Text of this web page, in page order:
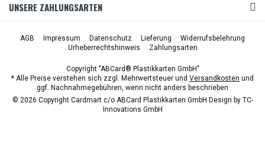
UNSERE ZAHLUNGSARTEN
AGB Impressum Datenschutz Lieferung
Widerrufsbelehrung
Urheberrechtshinweis
Zahlungsarten
Copyright "ABCard® Plastikkarten GmbH"
* Alle Preise verstehen sich zzgl. Mehrwertsteuer und Versandkosten und
ggf. Nachnahmegebühren, wenn nicht anders beschrieben
© 2026 Copyright Cardmart c/o ABCard Plastikkarten GmbH Design by TC-
Innovations GmbH